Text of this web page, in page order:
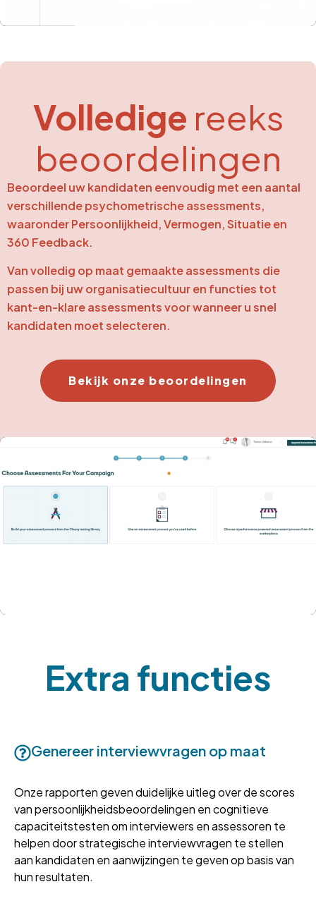
Volledige reeks
beoordelingen
Beoordeel uw kandidaten eenvoudig met een aantal
verschillende psychometrische assessments,
waaronder Persoonlijkheid, Vermogen, Situatie en
360 Feedback.
Van volledig op maat gemaakte assessments die
passen bij uw organisatiecultuur en functies tot
kant-en-klare assessments voor wanneer u snel
kandidaten moet selecteren.
Bekijk onze beoordelingen
Extra functies
Genereer interviewvragen op maat
Onze rapporten geven duidelijke uitleg over de scores
van persoonlijkheidsbeoordelingen en cognitieve
capaciteitstesten om interviewers en assessoren te
helpen door strategische interviewvragen te stellen
aan kandidaten en aanwijzingen te geven op basis van
hun resultaten.